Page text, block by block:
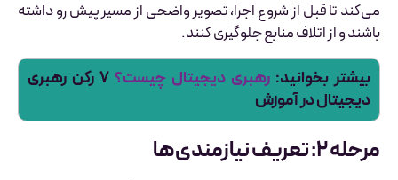
می‌کند تا قبل از شروع اجرا، تصویر واضحی از مسیر پیش رو داشته
باشند و از اتلاف منابع جلوگیری کنند.
بیشتر بخوانید: رهبری دیجیتال چیست؟
۷ رکن رهبری
دیجیتال در آموزش
مرحله ۲: تعریف نیازمندی‌ها